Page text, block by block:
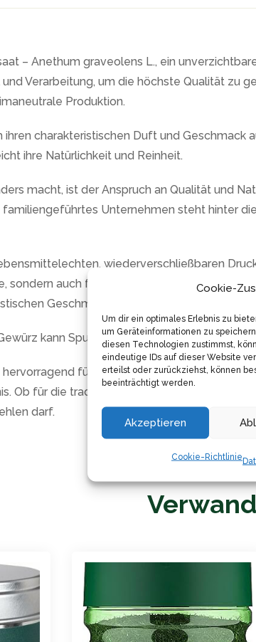
Cookie-
Um dir ein optimales Erlebnis zu
um Geräteinformationen zu
diesen Technologien zustimmst,
eindeutige IDs auf dieser Website
erteilst oder zurückziehst, können
beeinträchtigt werden.
Akzeptieren
Cookie-Richtlinie
– Anethum graveolens L., ein
Verarbeitung, um die höchste Qualität zu
Produktion.
ihren charakteristischen Duft und
ihre Natürlichkeit und Reinheit.
macht, ist der Anspruch an Qualität und
familiengeführtes Unternehmen steht hinter
wiederverschließbaren
sondern auch für eine nachhaltige
Geschmack zu bewahren.
kann Spuren von Senf, Sellerie und
für die Verfeinerung
Ob für die traditionelle Küche oder
darf.